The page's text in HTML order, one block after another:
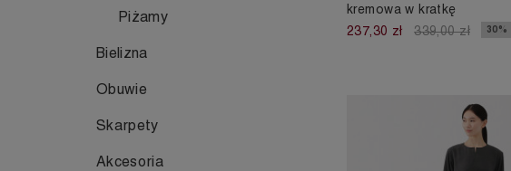
Piżamy
Bielizna
Obuwie
Skarpety
Akcesoria
kremowa w kratkę
237,30 zł
339,00 zł 30%